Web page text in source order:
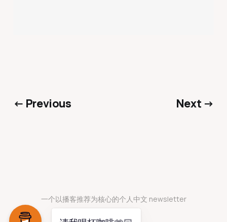
← Previous Next →
一个以播客推荐为核心的个人中文 newsletter